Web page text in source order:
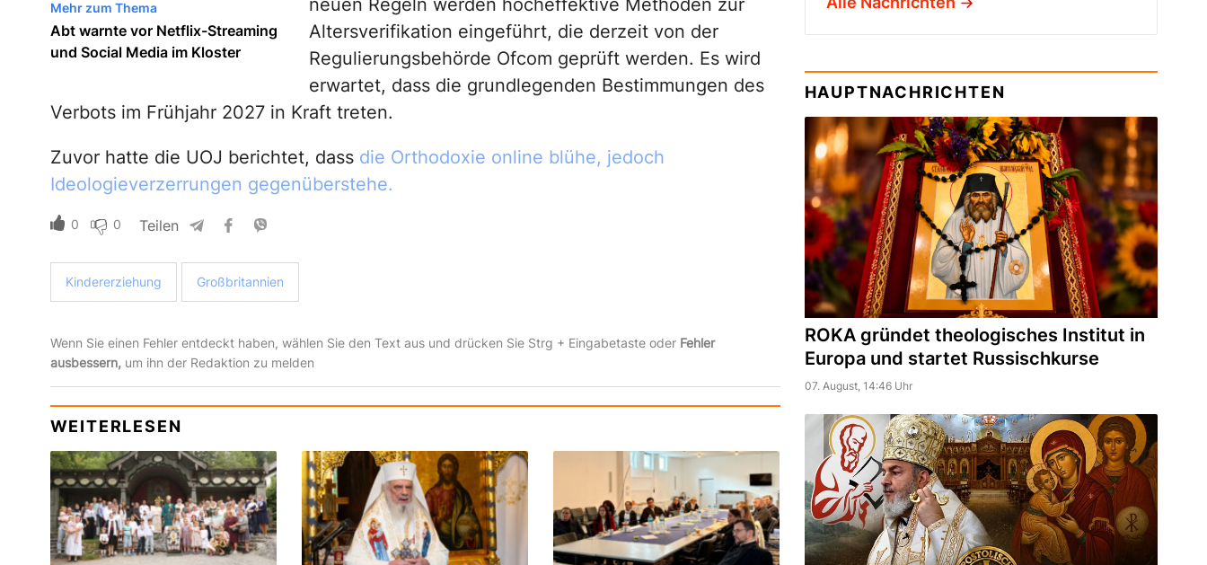
Mehr zum Thema
Abt warnte vor Netflix-Streaming
und Social Media im Kloster
neuen Regeln werden hocheffektive Methoden zur
Altersverifikation eingeführt, die derzeit von der
Regulierungsbehörde Ofcom geprüft werden. Es wird
erwartet, dass die grundlegenden Bestimmungen des
Verbots im Frühjahr 2027 in Kraft treten.
Zuvor hatte die UOJ berichtet, dassdie Orthodoxie online blühe, jedoch
Ideologieverzerrungen gegenüberstehe.
0 0 Teilen
Kindererziehung Großbritannien
Wenn Sie einen Fehler entdeckt haben, wählen Sie den Text aus und drücken Sie Strg + Eingabetaste oder Fehler
ausbessern,um ihn der Redaktion zu melden
WEITERLESEN
HAUPTNACHRICHTEN
ROKA gründet theologisches Institut in
Europa und startet Russischkurse
07. August, 14:46 Uhr